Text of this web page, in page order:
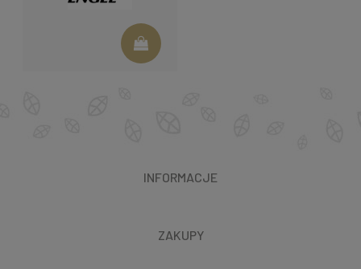
INFORMACJE
ZAKUPY